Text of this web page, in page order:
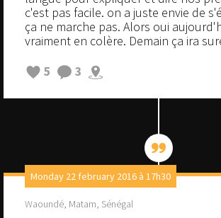
c'est pas facile. on a juste envie de
ça ne marche pas. Alors oui
vraiment en colère. Demain ça ira
5
3
Monday 22 february 2016 à 17h30
Waoundé, Matam, Sénégal